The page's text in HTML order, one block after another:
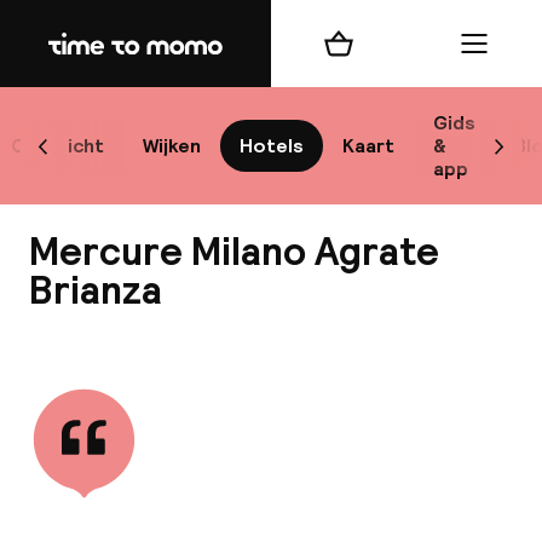
Home
Overzicht Wijken Hotels Kaart
Gids
&
app
Scroll naar links
Winkelmand Menu
Mercure Milano Agrate
Brianza